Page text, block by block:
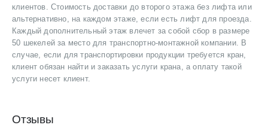
клиентов. Стоимость доставки до второго этажа без лифта или
альтернативно, на каждом этаже, если есть лифт для проезда.
Каждый дополнительный этаж влечет за собой сбор в размере
50 шекелей за место для транспортно-монтажной компании. В
случае, если для транспортировки продукции требуется кран,
клиент обязан найти и заказать услуги крана, а оплату такой
услуги несет клиент.
Отзывы